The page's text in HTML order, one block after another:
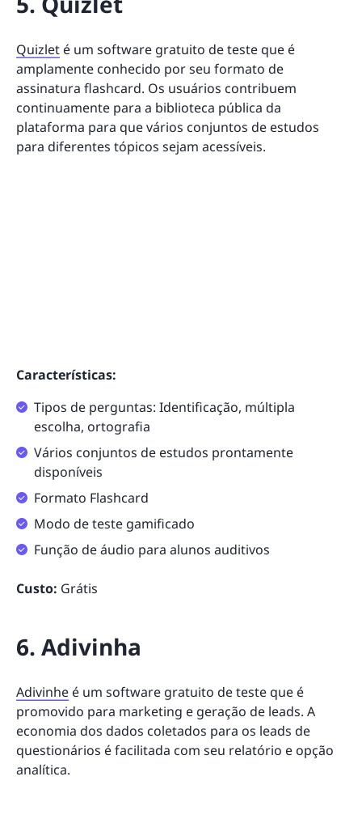
Quizlet é um software gratuito de teste que é
amplamente conhecido por seu formato de
assinatura flashcard. Os usuários contribuem
continuamente para a biblioteca pública da
plataforma para que vários conjuntos de estudos
para diferentes tópicos sejam acessíveis.
Características:
Tipos de perguntas: Identificação, múltipla
escolha, ortografia
Vários conjuntos de estudos prontamente
disponíveis
Formato Flashcard
Modo de teste gamificado
Função de áudio para alunos auditivos
Custo: Grátis
6. Adivinha
Adivinhe é um software gratuito de teste que é
promovido para marketing e geração de leads. A
economia dos dados coletados para os leads de
questionários é facilitada com seu relatório e opção
analítica.